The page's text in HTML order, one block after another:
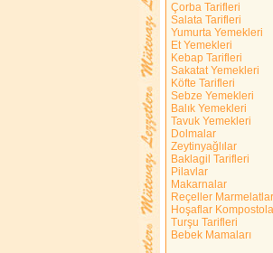
Çorba Tarifleri
Salata Tarifleri
Yumurta Yemekleri
Et Yemekleri
Kebap Tarifleri
Sakatat Yemekleri
Köfte Tarifleri
Sebze Yemekleri
Balık Yemekleri
Tavuk Yemekleri
Dolmalar
Zeytinyağlılar
Baklagil Tarifleri
Pilavlar
Makarnalar
Reçeller Marmelatlar
Hoşaflar
Turşu Tarifleri
Bebek Mamaları